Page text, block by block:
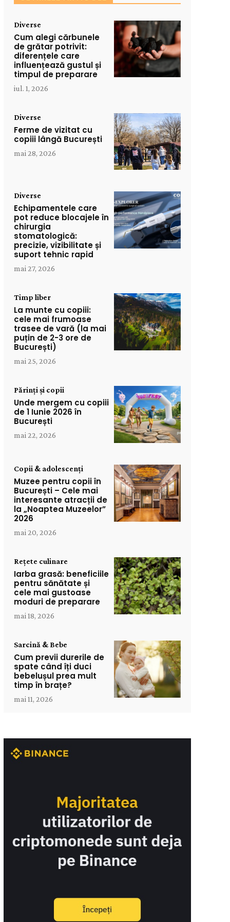
Diverse
Cum alegi cărbunele
de grătar potrivit:
diferențele care
influențează gustul și
timpul de preparare
iul. 1, 2026
Diverse
Ferme de vizitat cu
copiii lângă București
mai 28, 2026
Diverse
Echipamentele care
pot reduce blocajele în
chirurgia
stomatologică:
precizie, vizibilitate și
suport tehnic rapid
mai 27, 2026
Timp liber
La munte cu copiii:
cele mai frumoase
trasee de vară (la mai
puțin de 2-3 ore de
București)
mai 25, 2026
Părinți și copii
Unde mergem cu copiii
de 1 Iunie 2026 în
București
mai 22, 2026
Copii & adolescenți
Muzee pentru copii în
București – Cele mai
interesante atracții de
la „Noaptea Muzeelor”
2026
mai 20, 2026
Rețete culinare
Iarba grasă: beneficiile
pentru sănătate și
cele mai gustoase
moduri de preparare
mai 18, 2026
Sarcină & Bebe
Cum previi durerile de
spate când îți duci
bebelușul prea mult
timp în brațe?
mai 11, 2026